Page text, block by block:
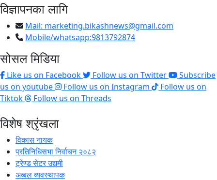
विज्ञापनका लागि
Mail: marketing.bikashnews@gmail.com
Mobile/whatsapp:9813792874
सोसल मिडिया
Like us on Facebook Follow us on Twitter
Subscribe
us on youtube
Follow us on Instagram
Follow us on
Tiktok
Follow us on Threads
विशेष श्रृंखला
विकास नायक
प्रतिनिधिसभा निर्वाचन २०८२
ट्रेण्ड सेटर उद्यमी
अव्बल व्यवस्थापक